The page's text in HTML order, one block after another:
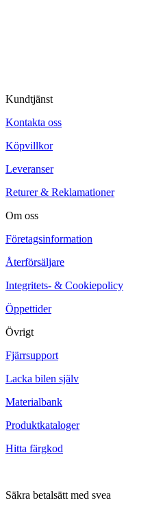
Kundtjänst
Kontakta oss
Köpvillkor
Leveranser
Returer & Reklamationer
Om oss
Företagsinformation
Återförsäljare
Integritets- & Cookiepolicy
Öppettider
Övrigt
Fjärrsupport
Lacka bilen själv
Materialbank
Produktkataloger
Hitta färgkod
Säkra betalsätt med svea